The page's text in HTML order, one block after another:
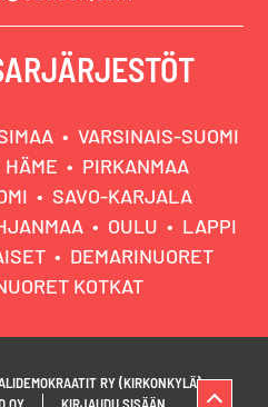
VARSINAIS-SUOMI
HÄME
PIRKANMAA
SAVO-KARJALA
OULU
LAPPI
DEMARINUORET
KOTKAT
RY (KIRKONKYLÄ)
OY
KIRJAUDU SISÄÄN